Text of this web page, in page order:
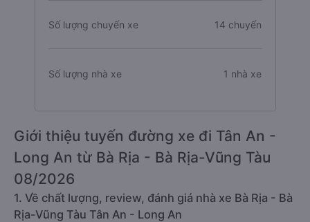
Số lượng chuyến xe 14 chuyến
Số lượng nhà xe 1 nhà xe
Giới thiệu tuyến đường xe đi Tân An -
Long An từ Bà Rịa - Bà Rịa-Vũng Tàu
08/2026
1. Về chất lượng, review, đánh giá nhà xe Bà Rịa - Bà
Rịa-Vũng Tàu Tân An - Long An